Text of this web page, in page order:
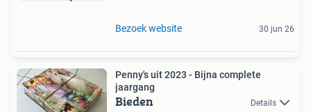
Bezoek website 30 jun 26
Penny's uit 2023 - Bijna complete
jaargang
Bieden Details